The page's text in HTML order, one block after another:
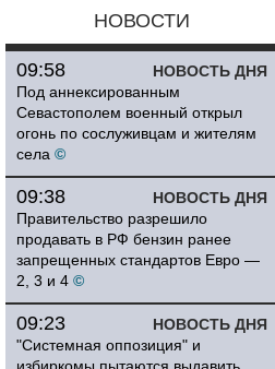
НОВОСТИ
НОВОСТЬ ДНЯ
09:58
Под аннексированным
Севастополем военный открыл
огонь по сослуживцам и жителям
села ©
НОВОСТЬ ДНЯ
09:38
Правительство разрешило
продавать в РФ бензин ранее
запрещенных стандартов Евро —
2, 3 и 4 ©
НОВОСТЬ ДНЯ
09:23
"Системная оппозиция" и